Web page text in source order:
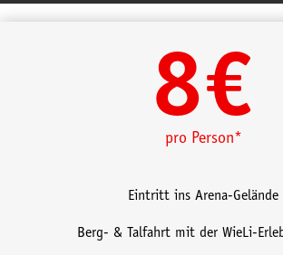
8€
pro Person*
Eintritt ins Arena-Gelände
Berg- & Talfahrt mit der WieLi-